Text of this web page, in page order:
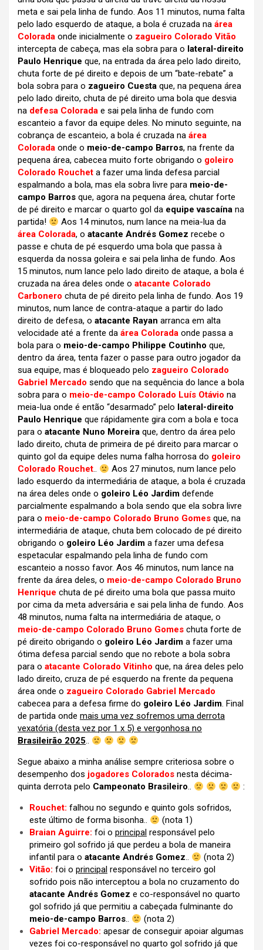
meta e sai pela linha de fundo. Aos 11 minutos, numa falta
pelo lado esquerdo de ataque, a bola é cruzada na área
Colorada onde inicialmente o zagueiro Colorado Vitão
intercepta de cabeça, mas ela sobra para o lateral-direito
Paulo Henrique que, na entrada da área pelo lado direito,
chuta forte de pé direito e depois de um “bate-rebate” a
bola sobra para o zagueiro Cuesta que, na pequena área
pelo lado direito, chuta de pé direito uma bola que desvia
na defesa Colorada e sai pela linha de fundo com
escanteio a favor da equipe deles. No minuto seguinte, na
cobrança de escanteio, a bola é cruzada na área
Colorada onde o meio-de-campo Barros, na frente da
pequena área, cabecea muito forte obrigando o goleiro
Colorado Rouchet a fazer uma linda defesa parcial
espalmando a bola, mas ela sobra livre para meio-de-
campo Barros que, agora na pequena área, chutar forte
de pé direito e marcar o quarto gol da equipe vascaína na
partida!
Aos 14 minutos, num lance na meia-lua da
área Colorada, o atacante Andrés Gomez recebe o
passe e chuta de pé esquerdo uma bola que passa à
esquerda da nossa goleira e sai pela linha de fundo. Aos
15 minutos, num lance pelo lado direito de ataque, a bola é
cruzada na área deles onde o atacante Colorado
Carbonero chuta de pé direito pela linha de fundo. Aos 19
minutos, num lance de contra-ataque a partir do lado
direito de defesa, o atacante Rayan arranca em alta
velocidade até a frente da área Colorada onde passa a
bola para o meio-de-campo Philippe Coutinho que,
dentro da área, tenta fazer o passe para outro jogador da
sua equipe, mas é bloqueado pelo zagueiro Colorado
Gabriel Mercado sendo que na sequência do lance a bola
sobra para o meio-de-campo Colorado Luís Otávio na
meia-lua onde é então “desarmado” pelo lateral-direito
Paulo Henrique que rápidamente gira com a bola e toca
para o atacante Nuno Moreira que, dentro da área pelo
lado direito, chuta de primeira de pé direito para marcar o
quinto gol da equipe deles numa falha horrosa do goleiro
Colorado Rouchet..
Aos 27 minutos, num lance pelo
lado esquerdo da intermediária de ataque, a bola é cruzada
na área deles onde o goleiro Léo Jardim defende
parcialmente espalmando a bola sendo que ela sobra livre
para o meio-de-campo Colorado Bruno Gomes que, na
intermediária de ataque, chuta bem colocado de pé direito
obrigando o goleiro Léo Jardim a fazer uma defesa
espetacular espalmando pela linha de fundo com
escanteio a nosso favor. Aos 46 minutos, num lance na
frente da área deles, o meio-de-campo Colorado Bruno
Henrique chuta de pé direito uma bola que passa muito
por cima da meta adversária e sai pela linha de fundo. Aos
48 minutos, numa falta na intermediária de ataque, o
meio-de-campo Colorado Bruno Gomes chuta forte de
pé direito obrigando o goleiro Léo Jardim a fazer uma
ótima defesa parcial sendo que no rebote a bola sobra
para o atacante Colorado Vitinho que, na área deles pelo
lado direito, cruza de pé esquerdo na frente da pequena
área onde o zagueiro Colorado Gabriel Mercado
cabecea para a defesa firme do goleiro Léo Jardim. Final
de partida onde mais uma vez sofremos uma derrota
vexatória (desta vez por 1 x 5) e vergonhosa no
Brasileirão 2025..
Segue abaixo a minha análise sempre criteriosa sobre o
desempenho dos jogadores Colorados nesta décima-
quinta derrota pelo Campeonato Brasileiro..
:
Rouchet: falhou no segundo e quinto gols sofridos,
este último de forma bisonha..
(nota 1)
Braian Aguirre: foi o principal responsável pelo
primeiro gol sofrido já que perdeu a bola de maneira
infantil para o atacante Andrés Gomez..
(nota 2)
Vitão: foi o principal responsável no terceiro gol
sofrido pois não interceptou a bola no cruzamento do
atacante Andrés Gomez e co-responsável no quarto
gol sofrido já que permitiu a cabeçada fulminante do
meio-de-campo Barros..
(nota 2)
Gabriel Mercado: apesar de conseguir apoiar algumas
vezes foi co-responsável no quarto gol sofrido já que